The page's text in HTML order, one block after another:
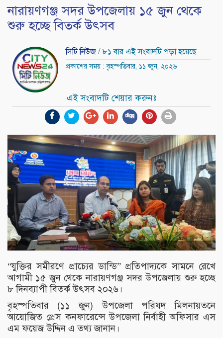
নারায়ণগঞ্জ সদর উপজেলায় ১৫ জুন থেকে
শুরু হচ্ছে বিতর্ক উৎসব
সিটি নিউজ / ৮১ বার এই সংবাদটি পড়া হয়েছে
প্রকাশের সময় : বৃহস্পতিবার, ১১ জুন, ২০২৬
এই সংবাদটি শেয়ার করুনঃ
“যুক্তির সমীরণে প্রাচ্যের ডান্ডি” প্রতিপাদ্যকে সামনে রেখে
আগামী ১৫ জুন থেকে নারায়ণগঞ্জ সদর উপজেলায় শুরু হচ্ছে
৮ দিনব্যাপী বিতর্ক উৎসব ২০২৬।
বৃহস্পতিবার (১১ জুন) উপজেলা পরিষদ মিলনায়তনে
আয়োজিত প্রেস কনফারেন্সে উপজেলা নির্বাহী অফিসার এস
এম ফয়েজ উদ্দিন এ তথ্য জানান।